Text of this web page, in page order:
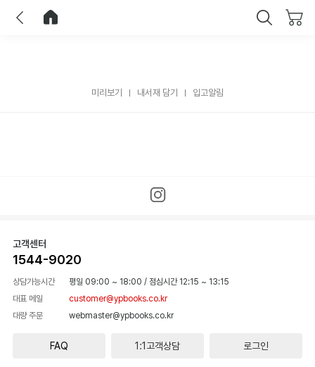
미리보기 내서재 담기 입고알림
고객센터
1544-9020
상담가능시간 평일 09:00 ~ 18:00 / 점심시간 12:15 ~ 13:15
대표 메일
customer@ypbooks.co.kr
대량 주문
webmaster@ypbooks.co.kr
FAQ 1:1고객상담 로그인